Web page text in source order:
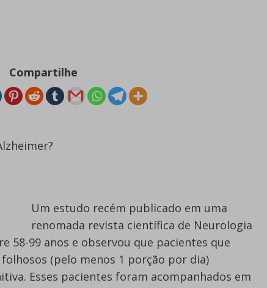
Compartilhe
Um estudo recém publicado em uma
renomada revista científica de Neurologia
58-99 anos e observou que pacientes que
(pelo menos 1 porção por dia)
Esses pacientes foram acompanhados em